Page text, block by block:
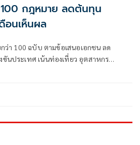
กฎหมาย ลดต้นทุน
อนเห็นผล
ว่า 100 ฉบับ ตามข้อเสนอเอกชน ลด
นประเทศ เน้นท่องเที่ยว อุตสาหกรรม